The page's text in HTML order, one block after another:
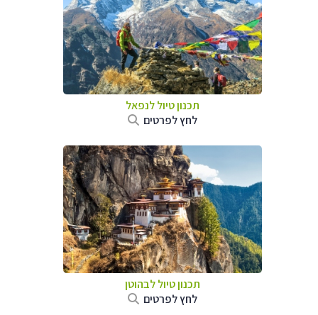
תכנון טיול לנפאל
לחץ לפרטים
תכנון טיול לבהוטן
לחץ לפרטים